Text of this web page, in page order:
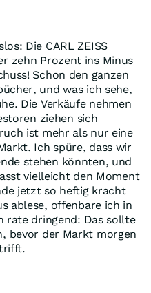
Die CARL ZEISS
zehn Prozent ins Minus
Schon den ganzen
und was ich sehe,
Die Verkäufe nehmen
ziehen sich
ist mehr als nur eine
Ich spüre, dass wir
stehen könnten, und
vielleicht den Moment
jetzt so heftig kracht
ablese, offenbare ich in
rate dringend: Das sollte
bevor der Markt morgen